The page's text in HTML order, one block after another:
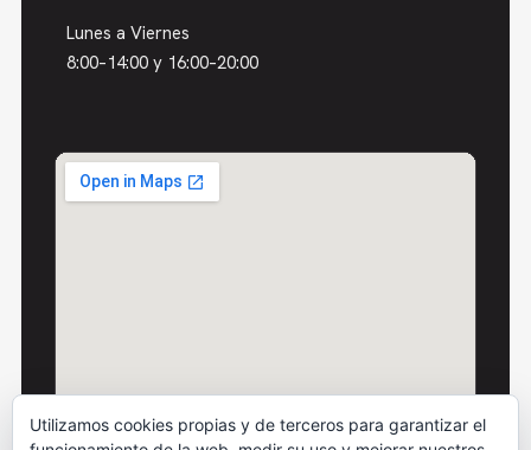
Lunes a Viernes
8:00–14:00 y 16:00–20:00
Utilizamos cookies propias y de terceros para garantizar el